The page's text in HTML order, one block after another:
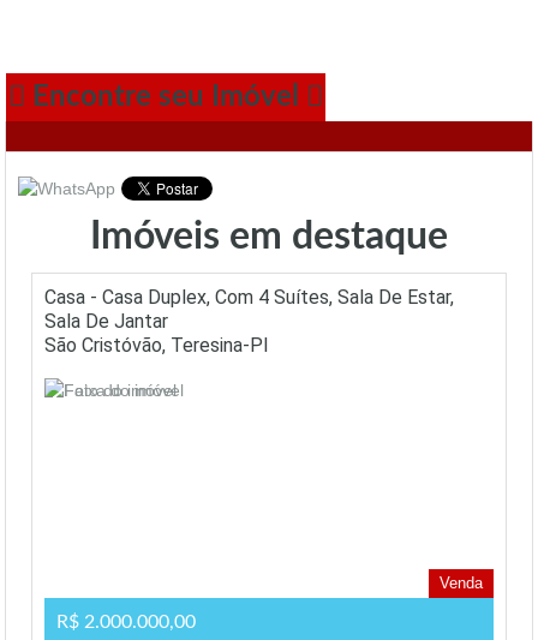
Encontre seu Imóvel
Imóveis em destaque
Casa - Casa Duplex, Com 4 Suítes, Sala De Estar,
Sala De Jantar
São Cristóvão, Teresina-PI
Venda
R$ 2.000.000,00